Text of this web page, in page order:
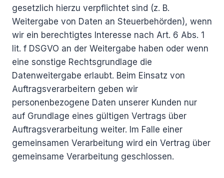
gesetzlich hierzu verpflichtet sind (z. B.
Weitergabe von Daten an Steuerbehörden), wenn
wir ein berechtigtes Interesse nach Art. 6 Abs. 1
lit. f DSGVO an der Weitergabe haben oder wenn
eine sonstige Rechtsgrundlage die
Datenweitergabe erlaubt. Beim Einsatz von
Auftragsverarbeitern geben wir
personenbezogene Daten unserer Kunden nur
auf Grundlage eines gültigen Vertrags über
Auftragsverarbeitung weiter. Im Falle einer
gemeinsamen Verarbeitung wird ein Vertrag über
gemeinsame Verarbeitung geschlossen.